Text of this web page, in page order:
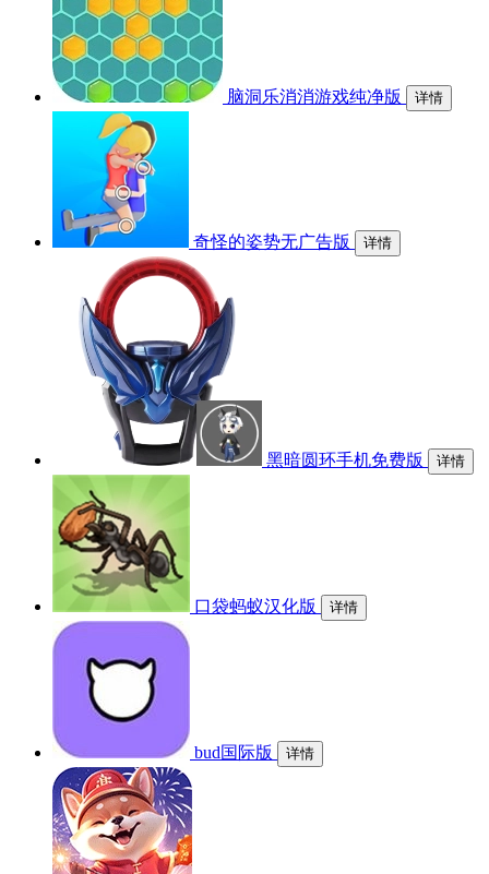
脑洞乐消消游戏纯净版 详情
奇怪的姿势无广告版 详情
黑暗圆环手机免费版 详情
口袋蚂蚁汉化版 详情
bud国际版 详情